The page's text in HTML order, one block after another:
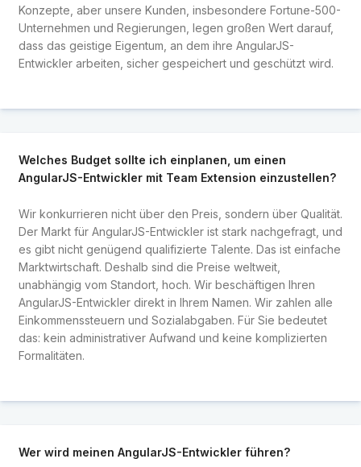
Konzepte, aber unsere Kunden, insbesondere Fortune-500-
Unternehmen und Regierungen, legen großen Wert darauf,
dass das geistige Eigentum, an dem ihre AngularJS-
Entwickler arbeiten, sicher gespeichert und geschützt wird.
Welches Budget sollte ich einplanen, um einen
AngularJS-Entwickler mit Team Extension einzustellen?
Wir konkurrieren nicht über den Preis, sondern über Qualität.
Der Markt für AngularJS-Entwickler ist stark nachgefragt, und
es gibt nicht genügend qualifizierte Talente. Das ist einfache
Marktwirtschaft. Deshalb sind die Preise weltweit,
unabhängig vom Standort, hoch. Wir beschäftigen Ihren
AngularJS-Entwickler direkt in Ihrem Namen. Wir zahlen alle
Einkommenssteuern und Sozialabgaben. Für Sie bedeutet
das: kein administrativer Aufwand und keine komplizierten
Formalitäten.
Wer wird meinen AngularJS-Entwickler führen?